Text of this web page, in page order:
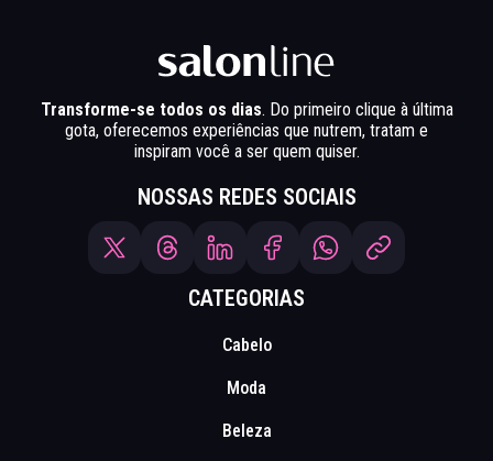
Transforme-se todos os dias. Do primeiro clique à última
gota, oferecemos experiências que nutrem, tratam e
inspiram você a ser quem quiser.
NOSSAS REDES SOCIAIS
CATEGORIAS
Cabelo
Moda
Beleza